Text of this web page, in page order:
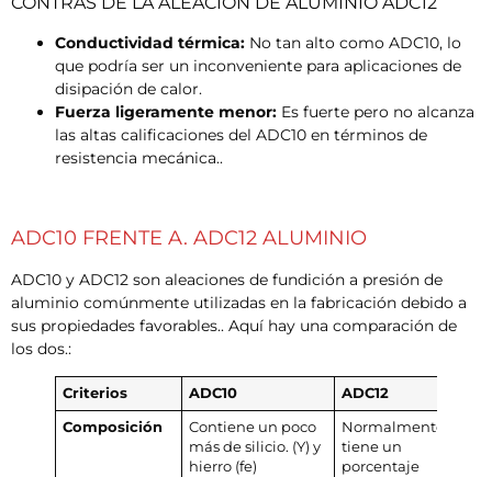
Conductividad térmica: No tan alto como ADC10, lo
que podría ser un inconveniente para aplicaciones de
disipación de calor.
Fuerza ligeramente menor: Es fuerte pero no alcanza
las altas calificaciones del ADC10 en términos de
resistencia mecánica..
ADC10 FRENTE A. ADC12 ALUMINIO
ADC10 y ADC12 son aleaciones de fundición a presión de
aluminio comúnmente utilizadas en la fabricación debido a
sus propiedades favorables.. Aquí hay una comparación de
los dos.:
Criterios ADC10 ADC12
Composición
Contiene un poco
más de silicio. (Y) y
hierro (fe)
Normalmente
tiene un
porcentaje